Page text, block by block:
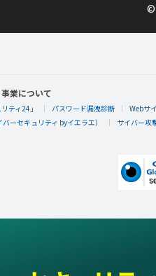
©
業について
ティ24」 パスワード漏洩診断 Webサ
ーセキュリティ byイエラエ） サイバー攻